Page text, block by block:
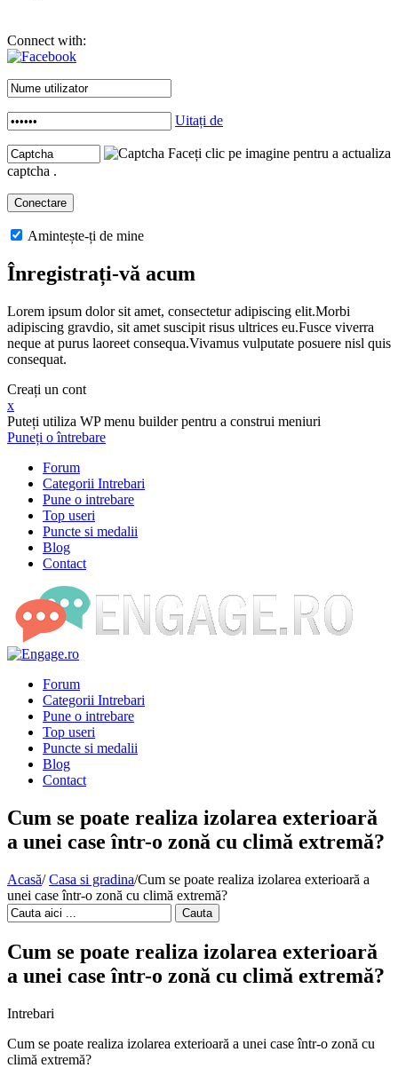
Connect with:
Uitați de
Faceți clic pe imagine pentru a actualiza
captcha .
Amintește-ți de mine
Înregistrați-vă acum
Lorem ipsum dolor sit amet, consectetur adipiscing elit.Morbi
adipiscing gravdio, sit amet suscipit risus ultrices eu.Fusce viverra
neque at purus laoreet consequa.Vivamus vulputate posuere nisl quis
consequat.
Creați un cont
x
Puteți utiliza WP menu builder pentru a construi meniuri
Puneți o întrebare
Forum
Categorii Intrebari
Pune o intrebare
Top useri
Puncte si medalii
Blog
Contact
Forum
Categorii Intrebari
Pune o intrebare
Top useri
Puncte si medalii
Blog
Contact
Cum se poate realiza izolarea exterioară
a unei case într-o zonă cu climă extremă?
Acasă/ Casa si gradina/Cum se poate realiza izolarea exterioară a
unei case într-o zonă cu climă extremă?
Cauta
Cum se poate realiza izolarea exterioară
a unei case într-o zonă cu climă extremă?
Intrebari
Cum se poate realiza izolarea exterioară a unei case într-o zonă cu
climă extremă?